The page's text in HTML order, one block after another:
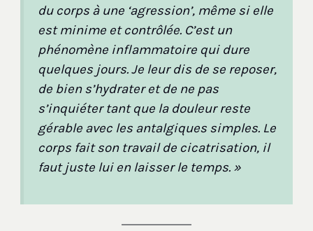
du corps à une ‘agression’, même si elle
est minime et contrôlée. C’est un
phénomène inflammatoire qui dure
quelques jours. Je leur dis de se reposer,
de bien s’hydrater et de ne pas
s’inquiéter tant que la douleur reste
gérable avec les antalgiques simples. Le
corps fait son travail de cicatrisation, il
faut juste lui en laisser le temps. »